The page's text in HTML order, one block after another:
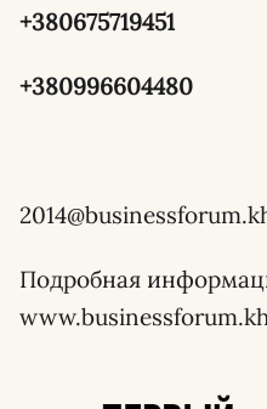
+380675719451
+380996604480
Подробная